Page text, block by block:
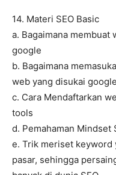
14. Materi SEO Basic
a. Bagaimana membuat
google
b. Bagaimana
web yang disukai google
c. Cara Mendaftarkan
tools
d. Pemahaman Mindset
e. Trik meriset keyword
pasar, sehingga